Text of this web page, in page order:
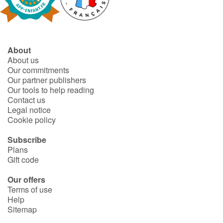
Fable, myth, literature and poetry
Ogres, monsters and witches
Heroines and Heroes
Ecology, nature, seasons
The animals
Travel, epic, investigation, adventure
Around the world
Learning
About
About us
Our commitments
Our partner publishers
Our tools to help reading
Contact us
Legal notice
Cookie policy
Subscribe
Plans
Gift code
Our offers
Terms of use
Help
Sitemap